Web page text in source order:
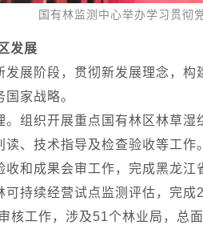
国有林监测中心举办学习贯彻
发展
发展阶段，贯彻新发展理念，
家战略。
。组织开展重点国有林区林草
读、技术指导及检查验收等工
收和成果会审工作，完成黑龙
可持续经营试点监测评估，完
核工作，涉及51个林业局，总